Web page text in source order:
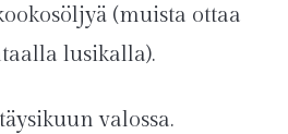
(muista ottaa
lusikalla).
valossa.